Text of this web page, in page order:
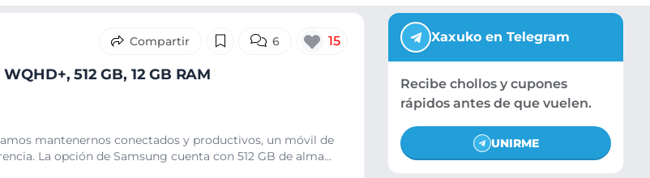
6 15
512 GB, 12 GB RAM
mantenernos conectados y productivos, un móvil de
La opción de Samsung cuenta con 512 GB de alma...
Xaxuko en Telegram
Recibe chollos y cupones
rápidos antes de que vuelen.
UNIRME